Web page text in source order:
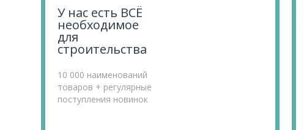
У нас есть ВСЁ
необходимое
для
строительства
10 000 наименований
товаров + регулярные
поступления новинок